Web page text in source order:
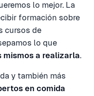
lo mejor. La
formación sobre
cursos de
lo que
mismos a realizarla.
y también más
en comida